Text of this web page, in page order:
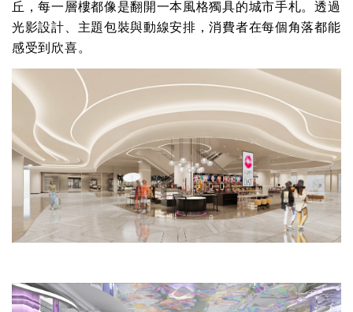
丘，每一層樓都像是翻開一本風格獨具的城市手札。透過
光影設計、主題包裝與動線安排，消費者在每個角落都能
感受到欣喜。